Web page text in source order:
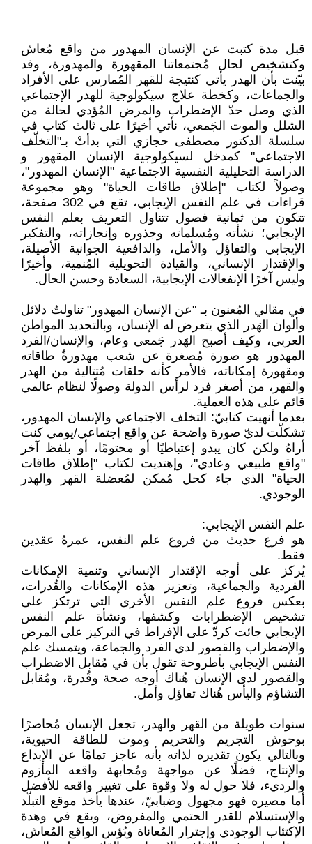
قبل مدة كتبت عن الإنسان المهدور من واقع مُعاش
وكتشخيص لحال مُجتمعاتنا المقهورة والمهدورة، وفد
بيّنت بأن الهدر يأتي كنتيجة للقهر المُمارس على الأفراد
والجماعات، وكخطة علاج سيكولوجية للهدر الإجتماعي
الذي وصل حدّ الإضطراب والمرض المُؤدي لحالة من
الشلل والموت الجَمعي، نأتي أخيرًا على ثالث كتاب في
سلسلة الدكتور مصطفى حجازي التي بدأتْ بـ"التخلّف
الاجتماعي" كمدخل لسيكولوجية الإنسان المقهور و
الدراسة التحليلية النفسية الاجتماعية "الإنسان المهدور"،
وصولاً لكتاب "إطلاق طاقات الحياة" وهو مجموعة
قراءات في علم النفس الإيجابي، تقع في 302 صفحة،
تتكون من ثمانية فصول تتناول التعريف بعلم النفس
الإيجابي؛ نشأته ومُسلماته وجذوره وإنجازاته، والتفكير
الإيجابي والتفاؤل والأمل، والدافعية الجوانية الأصيلة،
والإقتدار الإنساني، والقيادة التحويلية المُنمية، وأخيرًا
وليس آخرًا الإنفعالات الإيجابية، السعادة وحسن الحال.
في مقالي المُعنون بـ "عن الإنسان المهدور" تناولتُ دلائل
وألوان الهَدر الذي يتعرض له الإنسان، وبالتحديد المواطن
العربي، وكيف أصبح الهَدر جَمعي وعام، والإنسان/الفرد
المهدور هو صورة مُصغرة عن شعب مهدورةٌ طاقاته
ومقهورة إمكاناته، فالأمر كأنه حلقات مُتتالية من الهدر
والقهر، من أصغر فرد لرأس الدولة وصولًا لنظام عالمي
قائم على هذه العملية.
بعدما أنهيت كتابيّ: التخلف الاجتماعي والإنسان المهدور،
تشكلّت لديّ صورة واضحة عن واقع إجتماعي/يومي كنت
أراهُ ولكن كان يبدو إعتباطيًا أو محتومًا، أو بلفظ آخر
"واقع طبيعي وعادي"، وإهتديت لكتاب "إطلاق طاقات
الحياة" الذي جاء كحل مُمكن لمُعضلة القهر والهدر
الوجودي.
علم النفس الإيجابي:
هو فرع حديث من فروع علم النفس، عمرهُ عقدين
فقط.
يُركز على أوجه الإقتدار الإنساني وتنمية الإمكانات
الفردية والجماعية، وتعزيز هذه الإمكانات والقُدرات،
بعكس فروع علم النفس الأخرى التي ترتكز على
تشخيص الإضطرابات وكشفها، ونشأة علم النفس
الإيجابي جائت كردّ على الإفراط في التركيز على المرض
والإضطراب والقصور لدى الفرد والجماعة، ويتمسك علم
النفس الإيجابي بأطروحة تقول بأن في مُقابل الاضطراب
والقصور لدى الإنسان هُناك أوجه صحة وقُدرة، ومُقابل
التشاؤم واليأس هُناك تفاؤل وأمل.
سنوات طويلة من القهر والهدر، تجعل الإنسان مُحاصرًا
بوحوش التجريم والتحريم وموت للطاقة الحيوية،
وبالتالي يكون تقديره لذاته بأنه عاجز تمامًا عن الإبداع
والإنتاج، فضلًا عن مواجهة ومُجابهة واقعه المأزوم
والرديء، فلا حول له ولا وقوة على تغيير واقعه للأفضل
أما مصيره فهو مجهول وضبابيّ، عندها يأخذ موقع التبلّد
والإستسلام للقدر الحتمي والمفروض، ويقع في وهدة
الإكتئاب الوجودي وإجترار المُعاناة وبُؤس الواقع المُعاش،